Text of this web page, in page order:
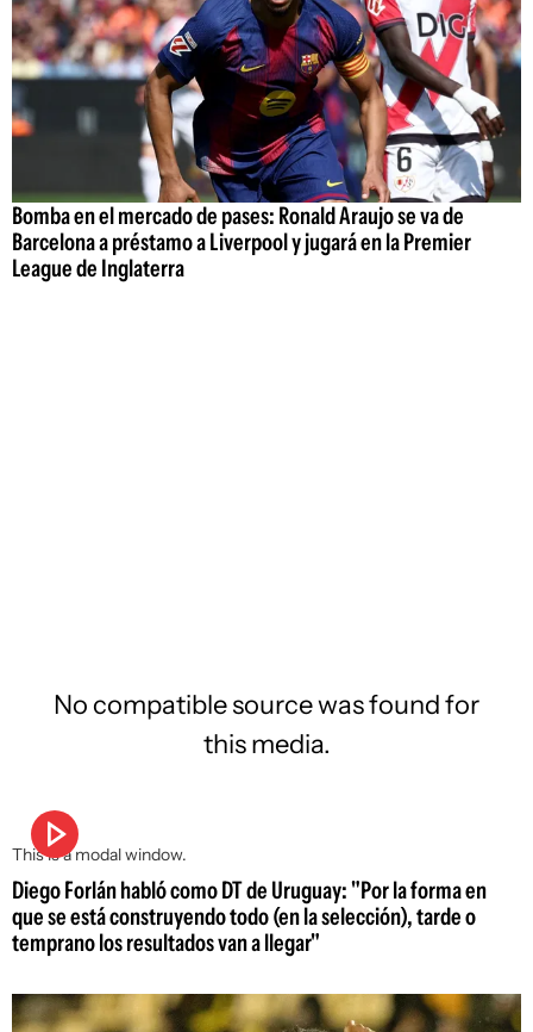
Bomba en el mercado de pases: Ronald Araujo se va de
Barcelona a préstamo a Liverpool y jugará en la Premier
League de Inglaterra
This is a modal window.
No compatible source was found for
this media.
Diego Forlán habló como DT de Uruguay: "Por la forma en
que se está construyendo todo (en la selección), tarde o
temprano los resultados van a llegar"